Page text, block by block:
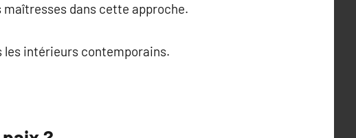
dans cette approche.
les intérieurs contemporains.